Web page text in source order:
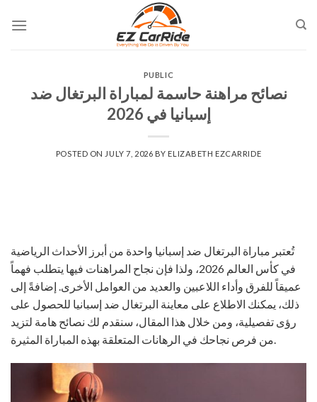
PUBLIC
نصائح مراهنة حاسمة لمباراة البرتغال ضد
إسبانيا في 2026
POSTED ON JULY 7, 2026 BY ELIZABETH EZCARRIDE
تُعتبر مباراة البرتغال ضد إسبانيا واحدة من أبرز الأحداث الرياضية
في كأس العالم 2026، ولذا فإن نجاح المراهنات فيها يتطلب فهماً
عميقاً للفرق وأداء اللاعبين والعديد من العوامل الأخرى. إضافةً إلى
ذلك، يمكنك الاطلاع على معاينة البرتغال ضد إسبانيا للحصول على
رؤى تفصيلية، ومن خلال هذا المقال، سنقدم لك نصائح هامة لتزيد
من فرص نجاحك في الرهانات المتعلقة بهذه المباراة المثيرة.